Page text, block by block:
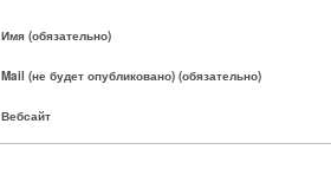
Имя (обязательно)
Mail (не будет опубликовано) (обязательно)
Вебсайт